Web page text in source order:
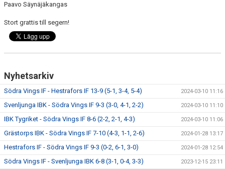
Paavo Säynäjäkangas
Stort grattis till segern!
Nyhetsarkiv
Södra Vings IF - Hestrafors IF 13-9 (5-1, 3-4, 5-4) 2024-03-10 11:16
Svenljunga IBK - Södra Vings IF 9-3 (3-0, 4-1, 2-2) 2024-03-10 11:10
IBK Tygriket - Södra Vings IF 8-6 (2-2, 2-1, 4-3) 2024-03-10 11:06
Grästorps IBK - Södra Vings IF 7-10 (4-3, 1-1, 2-6) 2024-01-28 13:17
Hestrafors IF - Södra Vings IF 9-3 (0-2, 6-1, 3-0) 2024-01-28 12:54
Södra Vings IF - Svenljunga IBK 6-8 (3-1, 0-4, 3-3) 2023-12-15 23:11